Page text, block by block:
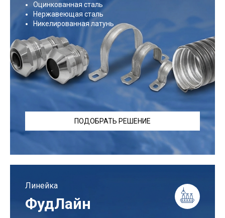
Оцинкованная сталь
Нержавеющая сталь
Никелированная латунь
ПОДОБРАТЬ РЕШЕНИЕ
Линейка
ФудЛайн